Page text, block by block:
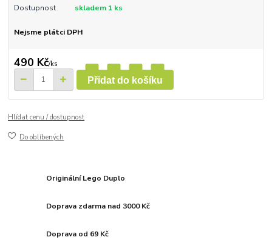
Dostupnost skladem 1 ks
Nejsme plátci DPH
490 Kč/ks
Přidat do košíku
Hlídat cenu / dostupnost
Do oblíbených
Originální Lego Duplo
Doprava zdarma nad 3000 Kč
Doprava od 69 Kč